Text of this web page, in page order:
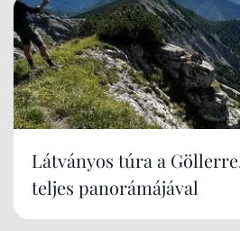
Látványos túra a
teljes panorámájával